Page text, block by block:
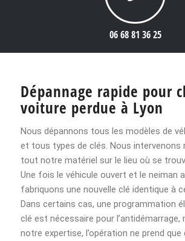
06 68 81 36 25
Dépannage rapide pour
voiture perdue à Lyon
Nous dépannons tous les modèles de
et tous types de clés. Nous intervenons
tout notre matériel sur le lieu où se
Une fois le véhicule ouvert et le neiman
fabriquons une nouvelle clé identique à
Dans certains cas, une programmation
clé est nécessaire pour l’antidémarrage,
notre expertise, l’opération ne prend que